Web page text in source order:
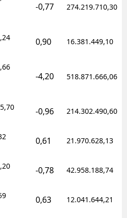
-0,77 274.219.710,30
0,90 16.381.449,10
-4,20 518.871.666,06
-0,96 214.302.490,60
0,61 21.970.628,13
-0,78 42.958.188,74
0,63 12.041.644,21